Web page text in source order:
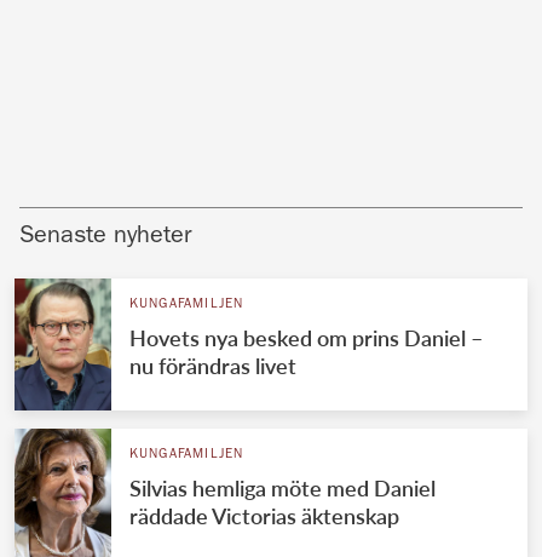
Senaste nyheter
KUNGAFAMILJEN
Hovets nya besked om prins Daniel –
nu förändras livet
KUNGAFAMILJEN
Silvias hemliga möte med Daniel
räddade Victorias äktenskap